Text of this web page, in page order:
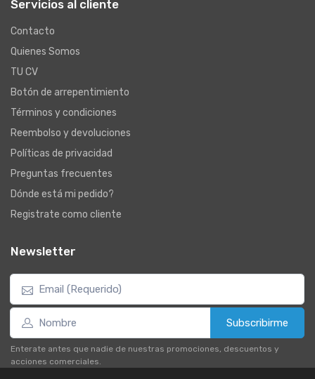
Servicios al cliente
Contacto
Quienes Somos
TU CV
Botón de arrepentimiento
Términos y condiciones
Reembolso y devoluciones
Políticas de privacidad
Preguntas frecuentes
Dónde está mi pedido?
Registrate como cliente
Newsletter
Subscribirme
Enterate antes que nadie de nuestras promociones, descuentos y
acciones comerciales.